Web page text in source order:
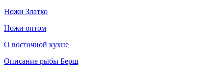
Ножи Златко
Ножи оптом
О восточной кухне
Описание рыбы Берш